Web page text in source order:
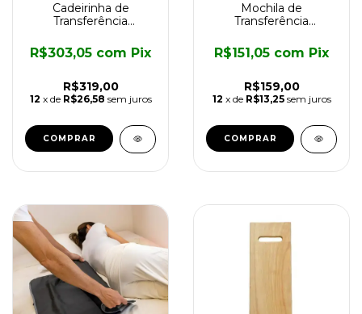
Cadeirinha de
Transferência
R$319,00
R$303,05 com Pix
12 x de R$26,58 sem juros
Mochila de
Transferência
R$159,00
R$151,05 com Pix
12 x de R$13,25 sem juros